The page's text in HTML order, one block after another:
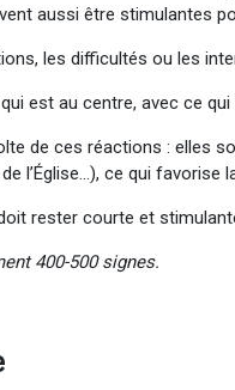
aussi être stimulantes
les difficultés ou les
est au centre, avec ce
de ces réactions : elles
l’Église…), ce qui favorise
rester courte et
400-500 signes.